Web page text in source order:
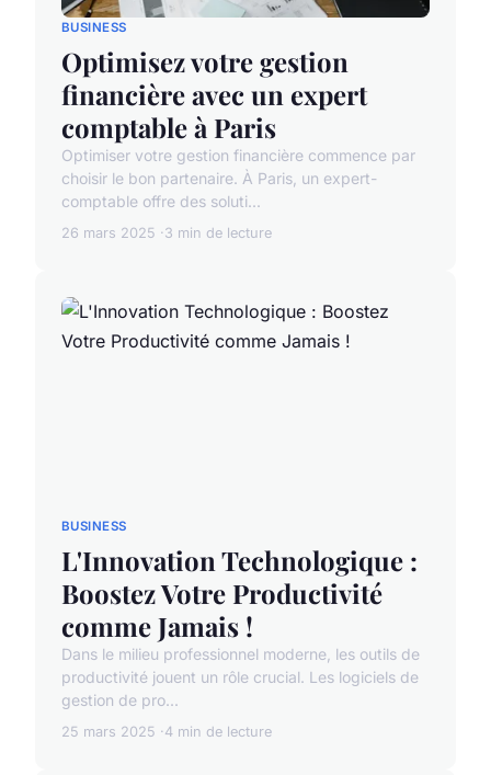
BUSINESS
Optimisez votre gestion
financière avec un expert
comptable à Paris
Optimiser votre gestion financière commence par
choisir le bon partenaire. À Paris, un expert-
comptable offre des soluti...
26 mars 2025 3 min de lecture
BUSINESS
L'Innovation Technologique :
Boostez Votre Productivité
comme Jamais !
Dans le milieu professionnel moderne, les outils de
productivité jouent un rôle crucial. Les logiciels de
gestion de pro...
25 mars 2025 4 min de lecture